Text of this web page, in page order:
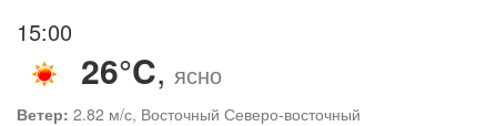
15:00
26°C, ясно
Ветер: 2.82 м/с, Восточный Северо-восточный